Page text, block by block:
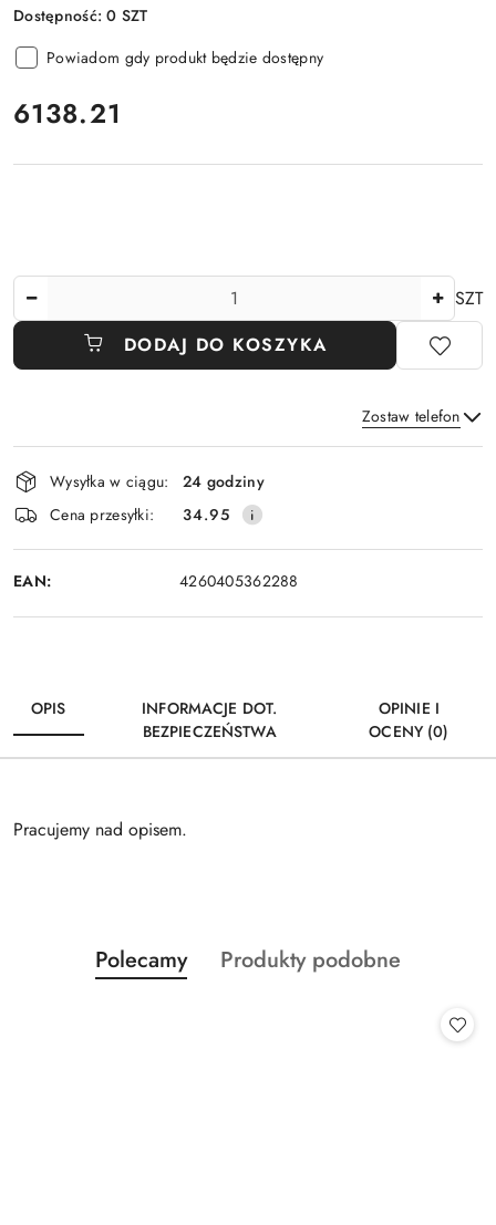
Dostępność:0 SZT
Powiadom gdy produkt będzie dostępny
cena:
6138.21
SZT
DODAJ DO KOSZYKA
Zostaw telefon
Wyślij
Dostępność
i
dostawa
Wysyłka w ciągu:
24 godziny
Cena przesyłki:
34.95
EAN: 4260405362288
OPIS
INFORMACJE DOT.
BEZPIECZEŃSTWA
OPINIE I
OCENY (0)
Pracujemy nad opisem.
Pomiń karuzelę produktów
Produkty
o
Polecamy
Produkty
Produkty podobne